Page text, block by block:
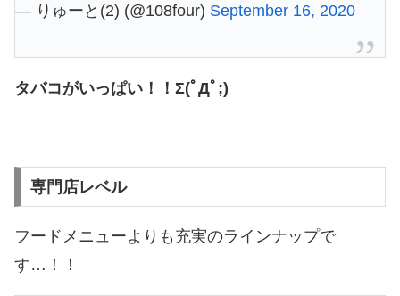
— りゅーと(2) (@108four) September 16, 2020
タバコがいっぱい！！Σ(ﾟДﾟ;)
専門店レベル
フードメニューよりも充実のラインナップで
す…！！